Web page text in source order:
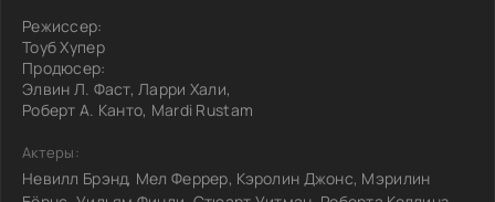
Режиссер:
Тоуб Хупер
Продюсер:
Элвин Л. Фаст, Ларри Хали,
Роберт А. Канто, Mardi Rustam
Актеры:
Невилл Брэнд, Мел Феррер, Кэролин Джонс, Мэрилин